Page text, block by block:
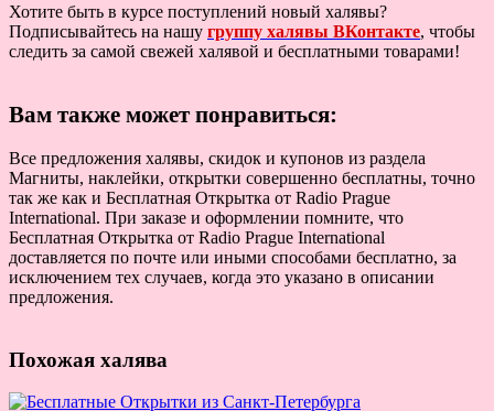
Хотите быть в курсе поступлений новый халявы?
Подписывайтесь на нашу группу халявы ВКонтакте, чтобы
следить за самой свежей халявой и бесплатными товарами!
Вам также может понравиться:
Все предложения халявы, скидок и купонов из раздела
Магниты, наклейки, открытки совершенно бесплатны, точно
так же как и Бесплатная Открытка от Radio Prague
International. При заказе и оформлении помните, что
Бесплатная Открытка от Radio Prague International
доставляется по почте или иными способами бесплатно, за
исключением тех случаев, когда это указано в описании
предложения.
Похожая халява